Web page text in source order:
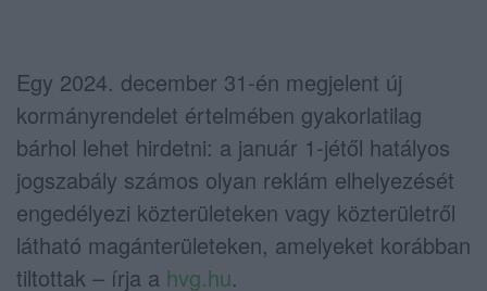
Egy 2024. december 31-én megjelent új
kormányrendelet értelmében gyakorlatilag
bárhol lehet hirdetni: a január 1-jétől hatályos
jogszabály számos olyan reklám elhelyezését
engedélyezi közterületeken vagy közterületről
látható magánterületeken, amelyeket korábban
tiltottak – írja a hvg.hu.